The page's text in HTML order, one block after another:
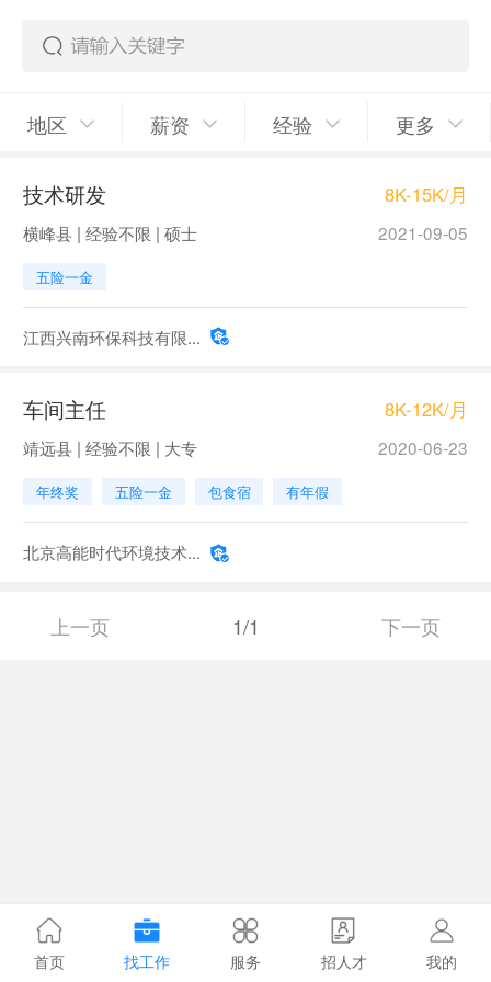
地区 薪资 经验 更多
技术研发 8K-15K/月
横峰县 | 经验不限 | 硕士 2021-09-05
五险一金
江西兴南环保科技有限...
车间主任 8K-12K/月
靖远县 | 经验不限 | 大专 2020-06-23
年终奖 五险一金 包食宿 有年假
北京高能时代环境技术...
上一页 1/1 下一页
首页 找工作 服务 招人才 我的